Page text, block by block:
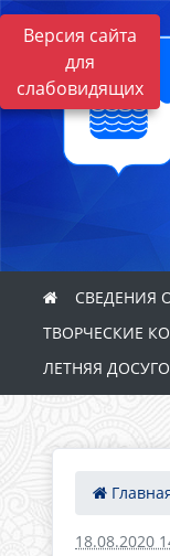
Версия сайта
для
слабовидящих
СВЕДЕНИЯ
ТВОРЧЕСКИЕ
ЛЕТНЯЯ
18.08.2020